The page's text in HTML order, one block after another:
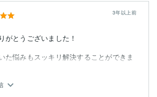
3年以上前
がとうございました！
た悩みもスッキリ解決することができま